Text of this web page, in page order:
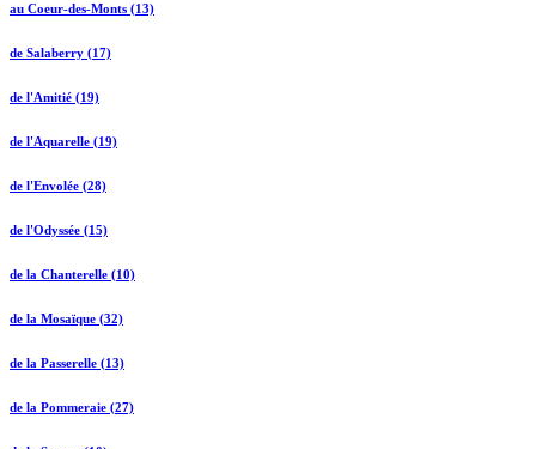
au Coeur-des-Monts (13)
de Salaberry (17)
de l'Amitié (19)
de l'Aquarelle (19)
de l'Envolée (28)
de l'Odyssée (15)
de la Chanterelle (10)
de la Mosaïque (32)
de la Passerelle (13)
de la Pommeraie (27)